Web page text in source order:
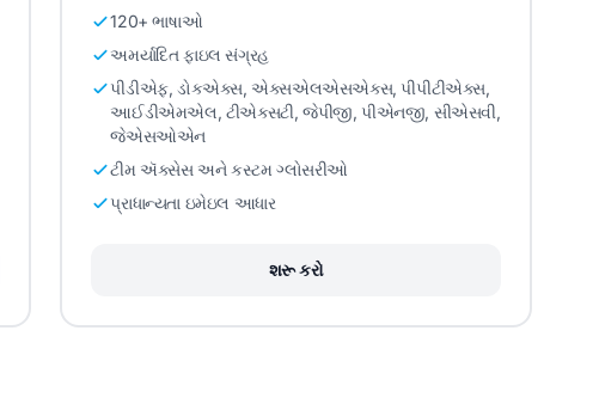
120+ ભાષાઓ
અમર્યાદિત ફાઇલ સંગ્રહ
પીડીએફ, ડોકએક્સ, એક્સએલએસએક્સ, પીપીટીએક્સ,
આઈડીએમએલ, ટીએક્સટી, જેપીજી, પીએનજી, સીએસવી,
જેએસઓએન
ટીમ ઍક્સેસ અને કસ્ટમ ગ્લોસરીઓ
પ્રાધાન્યતા ઇમેઇલ આધાર
શરૂ કરો